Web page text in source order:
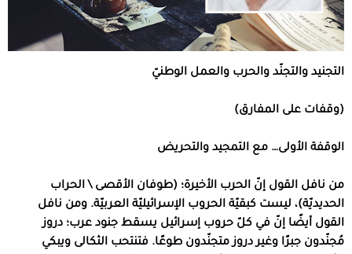
التجنيد والتجنّد والحرب والعمل الوطنيّ
(وقفات على المفارق)
الوقفة الأولى… مع التمجيد والتحريض
من نافل القول إنّ الحرب الأخيرة؛ (طوفان الأقصى \ الحراب
الحديديّة)، ليست كبقيّة الحروب الإسرائيليّة العربيّة. ومن نافل
القول أيضًا إنّ في كلّ حروب إسرائيل يسقط جنود عرب؛ دروز
مُجنّدون جبرًا وغير دروز متجنّدون طوعًا. فتنتحب الثكالى ويبكي